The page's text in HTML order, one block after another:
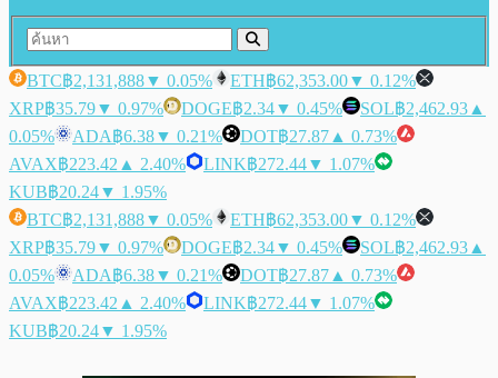
BTC฿2,131,888▼ 0.05% ETH฿62,353.00▼ 0.12%
XRP฿35.79▼ 0.97% DOGE฿2.34▼ 0.45% SOL฿2,462.93 ▲
0.05%
ADA฿6.38▼ 0.21% DOT฿27.87 ▲ 0.73%
AVAX฿223.42 ▲ 2.40% LINK฿272.44▼ 1.07%
KUB฿20.24▼ 1.95%
BTC฿2,131,888▼ 0.05% ETH฿62,353.00▼ 0.12%
XRP฿35.79▼ 0.97% DOGE฿2.34▼ 0.45% SOL฿2,462.93 ▲
0.05%
ADA฿6.38▼ 0.21% DOT฿27.87 ▲ 0.73%
AVAX฿223.42 ▲ 2.40% LINK฿272.44▼ 1.07%
KUB฿20.24▼ 1.95%